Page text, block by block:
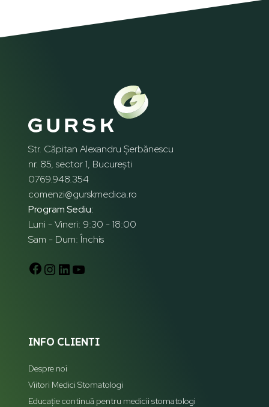
Str. Căpitan Alexandru Șerbănescu
nr. 85, sector 1, București
0769.948.354
comenzi@gurskmedica.ro
Program Sediu:
Luni - Vineri: 9:30 - 18:00
Sam - Dum: Închis
INFO CLIENTI
Despre noi
Viitori Medici Stomatologi
Educație continuă pentru medicii stomatologi